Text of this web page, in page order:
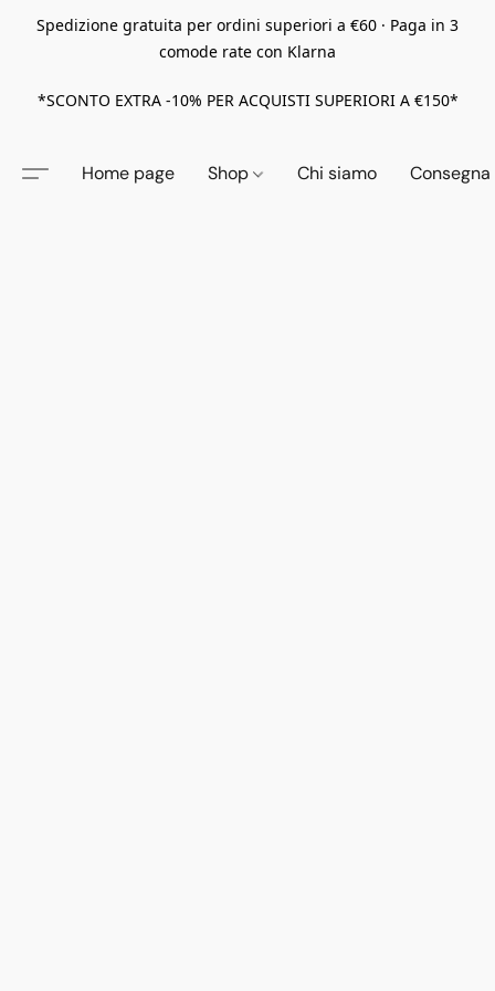
Spedizione gratuita per ordini superiori a €60 · Paga in 3
comode rate con Klarna
*SCONTO EXTRA -10% PER ACQUISTI SUPERIORI A €150*
Home page Shop Chi siamo Consegna